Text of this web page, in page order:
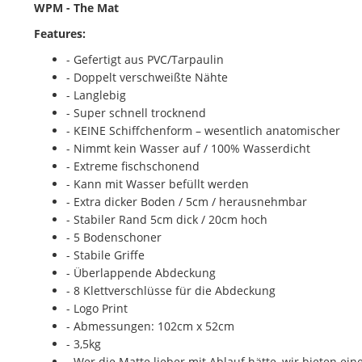
WPM - The Mat
Features:
- Gefertigt aus PVC/Tarpaulin
- Doppelt verschweißte Nähte
- Langlebig
- Super schnell trocknend
- KEINE Schiffchenform – wesentlich anatomischer
- Nimmt kein Wasser auf / 100% Wasserdicht
- Extreme fischschonend
- Kann mit Wasser befüllt werden
- Extra dicker Boden / 5cm / herausnehmbar
- Stabiler Rand 5cm dick / 20cm hoch
- 5 Bodenschoner
- Stabile Griffe
- Überlappende Abdeckung
- 8 Klettverschlüsse für die Abdeckung
- Logo Print
- Abmessungen: 102cm x 52cm
- 3,5kg